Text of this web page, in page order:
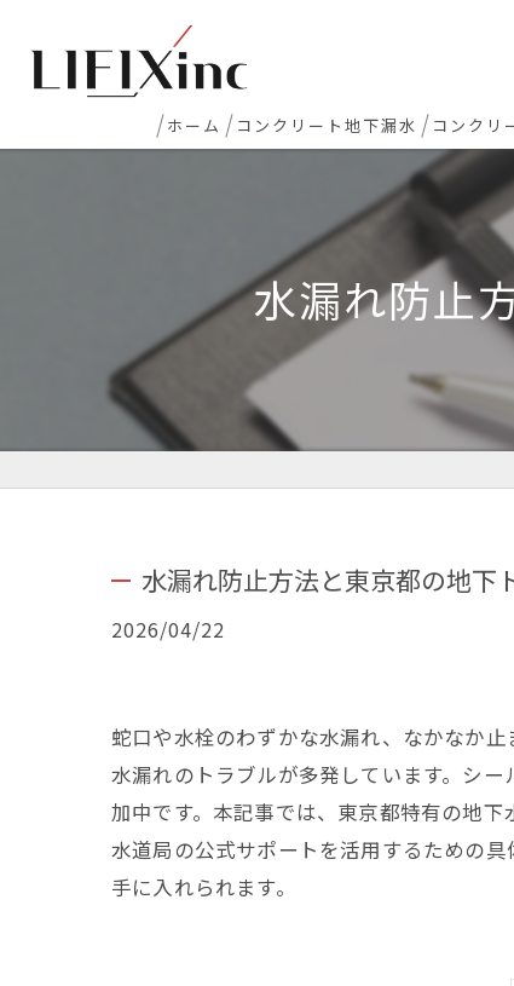
ホーム コンクリート地下漏水
地下・半地下駐車場 漏水
エレベーターピット漏水・止水
打継ぎ部・コールドジョイント漏水
配管貫通部・スリーブ周り漏水
コンクリ
新築マ
コンク
床レベ
水漏れ防止
水漏れ防止方法と東京都の地下
2026/04/22
蛇口や水栓のわずかな水漏れ、なかなか
水漏れのトラブルが多発しています。シ
加中です。本記事では、東京都特有の地
水道局の公式サポートを活用するための
手に入れられます。